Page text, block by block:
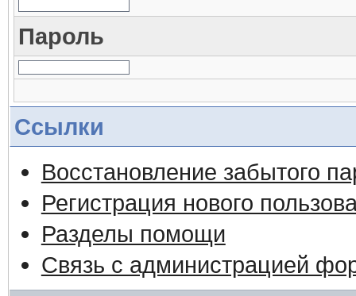
Пароль
Ссылки
Восстановление забытого
Регистрация нового
Разделы помощи
Связь с администрацией